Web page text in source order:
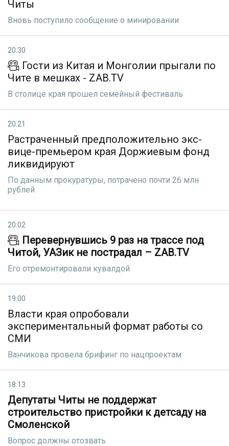
Читы
Вновь поступило сообщение о минировании
20:30
Гости из Китая и Монголии прыгали по
Чите в мешках - ZAB.TV
В столице края прошел семейный фестиваль
20:21
Растраченный предположительно экс-
вице-премьером края Доржиевым фонд
ликвидируют
По данным прокуратуры, потрачено почти 26 млн
рублей
20:02
Перевернувшись 9 раз на трассе под
Читой, УАЗик не пострадал – ZAB.TV
Его отремонтировали кувалдой
19:00
Власти края опробовали
экспериментальный формат работы со
СМИ
Ванчикова провела брифинг по нацпроектам
18:13
Депутаты Читы не поддержат
строительство пристройки к детсаду на
Смоленской
Вопрос должны отозвать